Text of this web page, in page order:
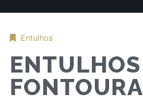
Entulhos
ENTULHOS
FONTOURA